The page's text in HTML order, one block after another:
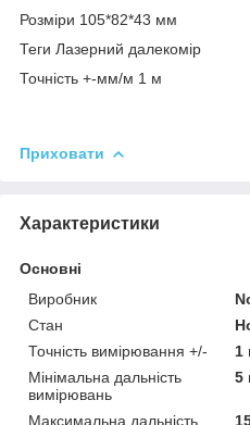
Розміри 105*82*43 мм
Теги Лазерний далекомір
Точність +-мм/м 1 м
Приховати
Характеристики
Основні
Виробник
Стан
Точність вимірювання +/-
1
Мінімальна дальність
вимірювань
5
Максимальна дальність